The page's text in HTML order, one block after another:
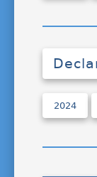
2024